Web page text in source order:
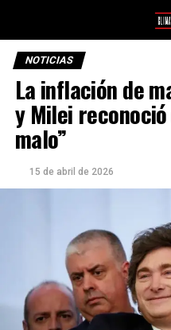
NOTICIAS
La inflación de
y Milei
malo”
15 de abril de 2026